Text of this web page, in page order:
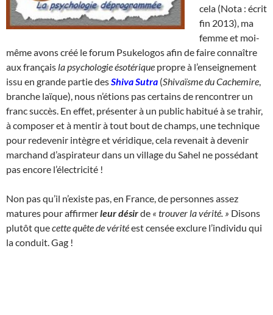
cela (Nota : écrit
fin 2013), ma
femme et moi-
même avons créé le forum Psukelogos afin de faire connaître
aux français la psychologie ésotérique propre à l’enseignement
issu en grande partie desShiva Sutra (Shivaïsme du Cachemire
branche laïque), nous n’étions pas certains de rencontrer un
franc succès. En effet, présenter à un public habitué à se trahir,
à composer et à mentir à tout bout de champs, une technique
pour redevenir intègre et véridique, cela revenait à devenir
marchand d’aspirateur dans un village du Sahel ne possédant
pas encore l’électricité !
Non pas qu’il n’existe pas, en France, de personnes assez
matures pour affirmerleur désirde « trouver la vérité. » Disons
plutôt quecette quête de véritéest censée exclure l’individu qui
la conduit. Gag !